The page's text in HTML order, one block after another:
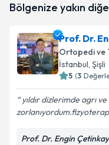
Bölgenize yakın
Prof. Dr.
Ortopedi ve
İstanbul, Şişli
5 (3
yıldır dizlerimde agrı
Prof. Dr. Engin